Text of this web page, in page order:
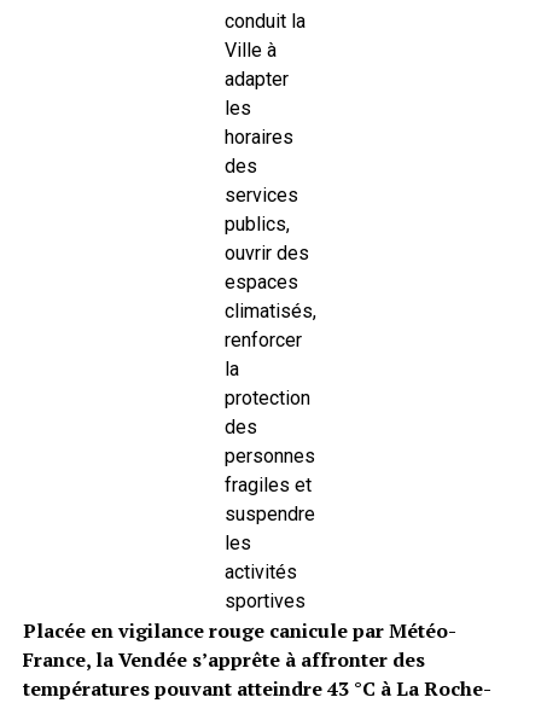
conduit la
Ville à
adapter
les
horaires
des
services
publics,
ouvrir des
espaces
climatisés,
renforcer
la
protection
des
personnes
fragiles et
suspendre
les
activités
sportives
Placée en vigilance rouge canicule par Météo-
France, la Vendée s’apprête à affronter des
températures pouvant atteindre 43 °C à La Roche-